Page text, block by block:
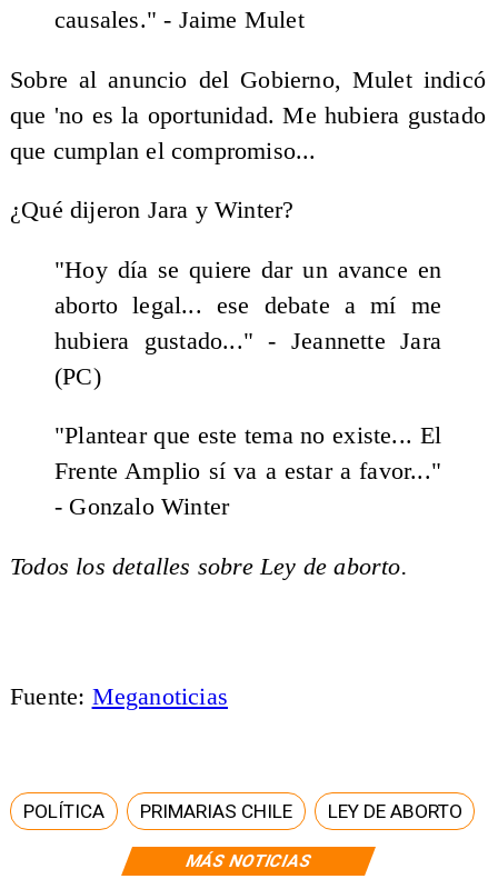
MÁS NOTICIAS
causales." - Jaime Mulet
Sobre al anuncio del Gobierno, Mulet indicó
que 'no es la oportunidad. Me hubiera gustado
que cumplan el compromiso...
¿Qué dijeron Jara y Winter?
"Hoy día se quiere dar un avance en
aborto legal... ese debate a mí me
hubiera gustado..." - Jeannette Jara
(PC)
"Plantear que este tema no existe... El
Frente Amplio sí va a estar a favor..."
- Gonzalo Winter
Todos los detalles sobre Ley de aborto.
Fuente: Meganoticias
POLÍTICA PRIMARIAS CHILE LEY DE ABORTO